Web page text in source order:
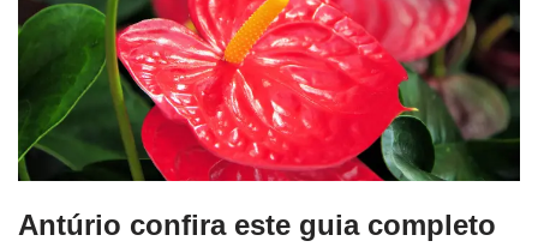
Antúrio confira este guia completo